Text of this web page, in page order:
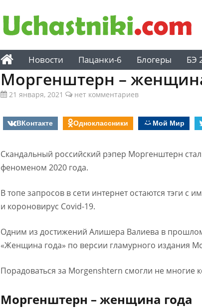
Новости Пацанки-6 Блогеры БЭ
Моргенштерн –
21 января, 2021 нет комментариев
ВКонтакте Одноклассники Мой Мир
Скандальный российский рэпер Моргенштерн
феноменом 2020 года.
В топе запросов в сети интернет остаются тэги
и короновирус Covid-19.
Одним из достижений Алишера Валиева в
«Женщина года» по версии гламурного издания
Порадоваться за Morgenshtern смогли не многие
Моргенштерн – женщина года